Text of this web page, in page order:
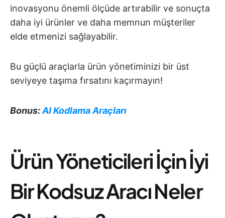
inovasyonu önemli ölçüde artırabilir ve sonuçta
daha iyi ürünler ve daha memnun müşteriler
elde etmenizi sağlayabilir.
Bu güçlü araçlarla ürün yönetiminizi bir üst
seviyeye taşıma fırsatını kaçırmayın!
Bonus:AI Kodlama Araçları
Ürün Yöneticileri İçin İyi
Bir Kodsuz Aracı Neler